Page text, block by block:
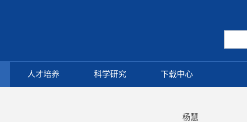
人才培养 科学研究 下载中心
杨慧